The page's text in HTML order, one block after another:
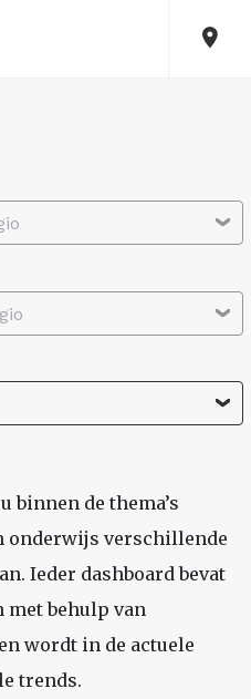
binnen de thema’s
onderwijs verschillende
Ieder dashboard bevat
met behulp van
wordt in de actuele
trends.